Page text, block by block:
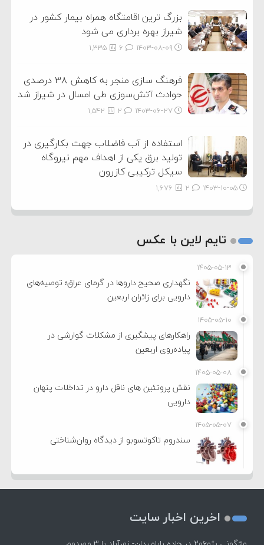
بزرگ ترین اقامتگاه همراه بیمار کشور در
شیراز بهره برداری می شود
۱۴۰۳-۰۸-۰۹ 1,335
فرهنگ سازی منجر به کاهش ۳۸ درصدی
حوادث آتش‌سوزی طی امسال در شیراز شد
۱۴۰۳-۰۶-۲۷ 1,542
استفاده از آب فاضلاب جهت بکارگیری در
تولید برق یکی از اهداف مهم نیروگاه
سیکل ترکیبی کازرون
۱۴۰۳-۱۰-۰۵ 1,676
تایم لاین با عکس
۱۴۰۵-۰۵-۱۳
نگهداری صحیح داروها در گرمای عراق؛ توصیه‌های
دارویی برای زائران اربعین
۱۴۰۵-۰۵-۱۰
راهکارهای پیشگیری از مشکلات گوارشی در
پیاده‌روی اربعین
۱۴۰۵-۰۵-۰۸
نقش پروتئین های ناقل دارو در تداخلات پنهان
دارویی
۱۴۰۵-۰۵-۰۷
سندروم تاکوتسوبو از دیدگاه روان‌شناختی
اخرین اخبار سایت